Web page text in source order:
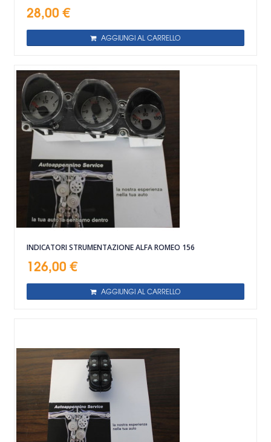
28,00 €
AGGIUNGI AL CARRELLO
INDICATORI STRUMENTAZIONE ALFA ROMEO 156
126,00 €
AGGIUNGI AL CARRELLO